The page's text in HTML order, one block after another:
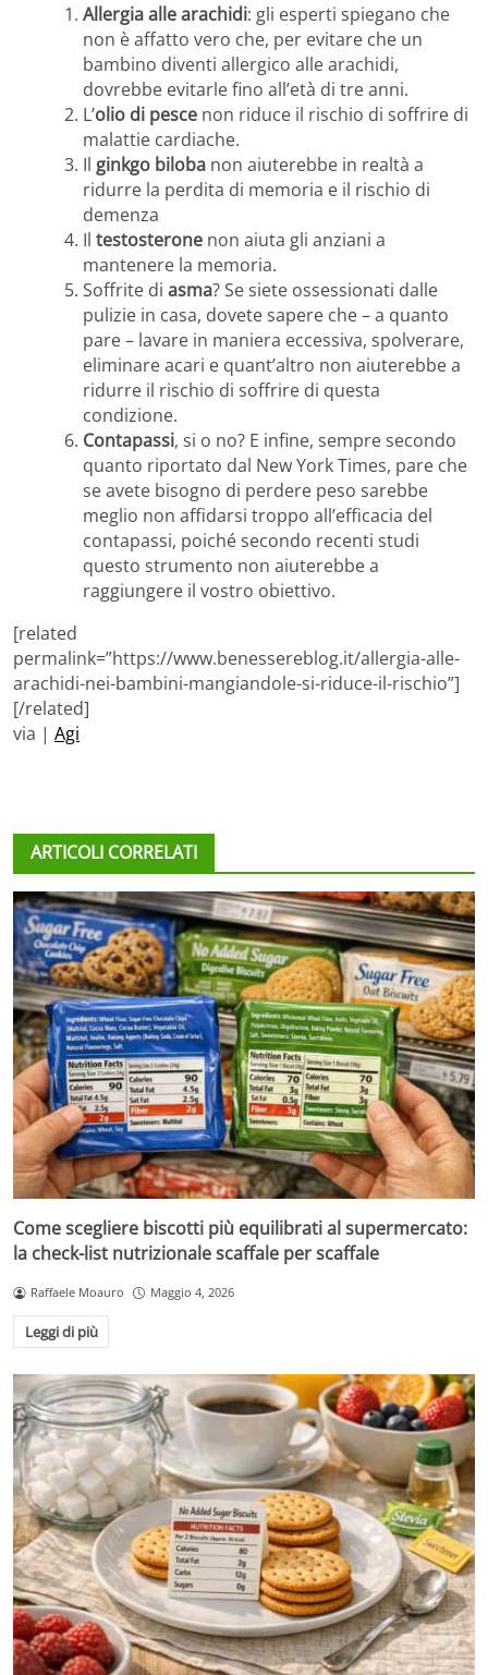
Allergia alle arachidi: gli esperti spiegano che
non è affatto vero che, per evitare che un
bambino diventi allergico alle arachidi,
dovrebbe evitarle fino all’età di tre anni.
L’olio di pesce non riduce il rischio di soffrire di
malattie cardiache.
Il ginkgo biloba non aiuterebbe in realtà a
ridurre la perdita di memoria e il rischio di
demenza
Il testosterone non aiuta gli anziani a
mantenere la memoria.
Soffrite di asma? Se siete ossessionati dalle
pulizie in casa, dovete sapere che – a quanto
pare – lavare in maniera eccessiva, spolverare,
eliminare acari e quant’altro non aiuterebbe a
ridurre il rischio di soffrire di questa
condizione.
Contapassi, si o no? E infine, sempre secondo
quanto riportato dal New York Times, pare che
se avete bisogno di perdere peso sarebbe
meglio non affidarsi troppo all’efficacia del
contapassi, poiché secondo recenti studi
questo strumento non aiuterebbe a
raggiungere il vostro obiettivo.
[related
permalink=”https://www.benessereblog.it/allergia-alle-
arachidi-nei-bambini-mangiandole-si-riduce-il-rischio”]
[/related]
via | Agi
ARTICOLI CORRELATI
Come scegliere biscotti più equilibrati al supermercato:
la check-list nutrizionale scaffale per scaffale
Raffaele Moauro Maggio 4, 2026
Leggi di più